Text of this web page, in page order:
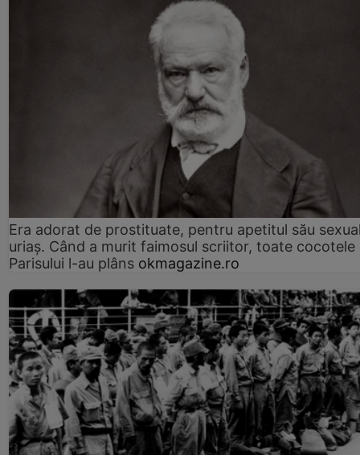
Era adorat de prostituate, pentru apetitul său
uriaș. Când a murit faimosul scriitor, toate cocotele
Parisului l-au plâns okmagazine.ro